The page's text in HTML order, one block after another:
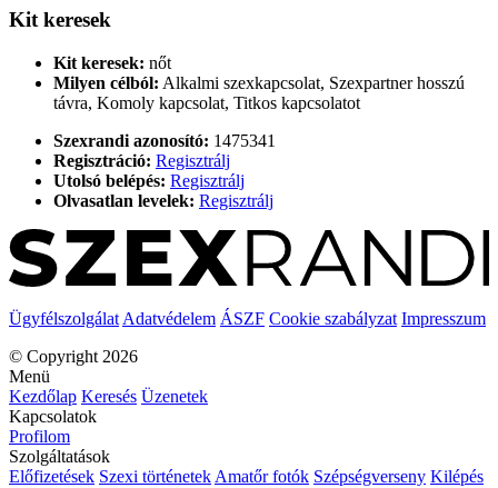
Kit keresek
Kit keresek: nőt
Milyen célból: Alkalmi szexkapcsolat, Szexpartner hosszú
távra, Komoly kapcsolat, Titkos kapcsolatot
Szexrandi azonosító: 1475341
Regisztráció: Regisztrálj
Utolsó belépés: Regisztrálj
Olvasatlan levelek: Regisztrálj
Ügyfélszolgálat Adatvédelem ÁSZF Cookie szabályzat Impresszum
© Copyright 2026
Menü
Kezdőlap Keresés Üzenetek
Kapcsolatok
Profilom
Szolgáltatások
Előfizetések Szexi történetek Amatőr fotók Szépségverseny Kilépés